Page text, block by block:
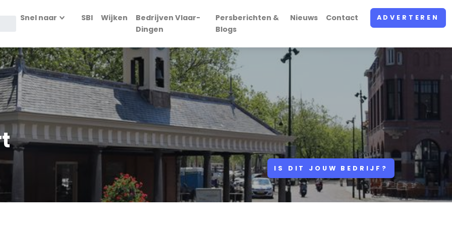
Snel naar SBI Wijken
Bedrijven Vlaar-
Dingen
Persberichten &
Blogs
Nieuws Contact ADVERTEREN
IS DIT JOUW BEDRIJF?